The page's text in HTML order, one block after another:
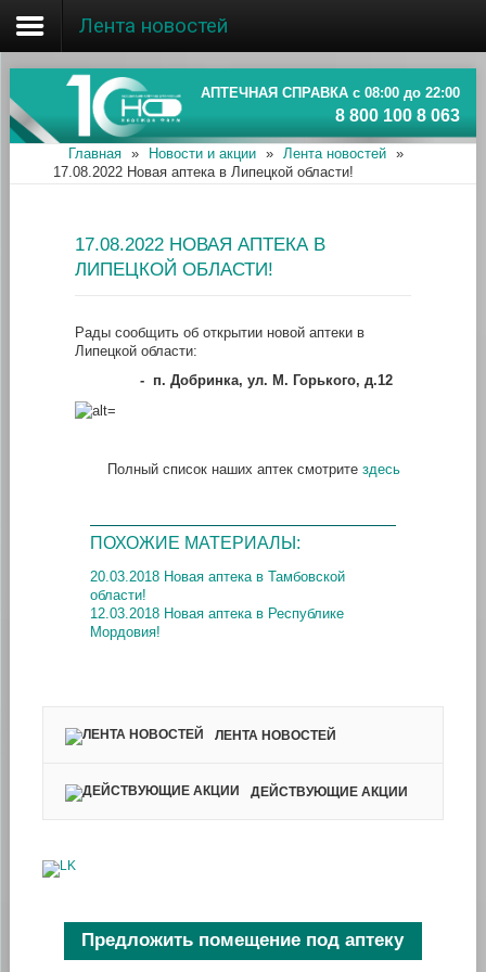
Главная
Об ассоциации
Наши аптеки
Информация
Лента новостей
АПТЕЧНАЯ СПРАВКА с 08:00 до 22:00
8 800 100 8 063
Главная » Новости и акции » Лента новостей
»
17.08.2022 Новая аптека в Липецкой области!
17.08.2022 НОВАЯ АПТЕКА В
ЛИПЕЦКОЙ ОБЛАСТИ!
Рады сообщить об открытии новой аптеки в
Липецкой области:
- п. Добринка, ул. М. Горького, д.12
Полный список наших аптек смотрите здесь
ПОХОЖИЕ МАТЕРИАЛЫ:
20.03.2018 Новая аптека в Тамбовской
области!
12.03.2018 Новая аптека в Республике
Мордовия!
ЛЕНТА НОВОСТЕЙ
ДЕЙСТВУЮЩИЕ АКЦИИ
Предложить помещение под аптеку